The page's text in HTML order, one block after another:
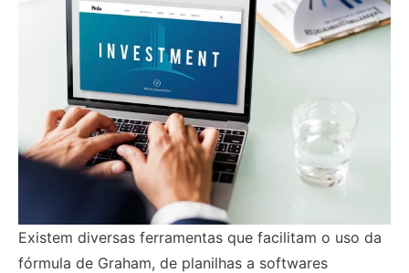
Existem diversas ferramentas que facilitam o uso da
fórmula de Graham, de planilhas a softwares